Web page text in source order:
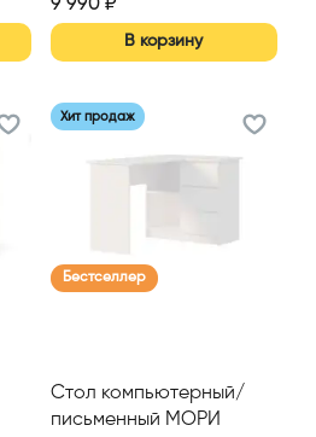
9 990₽
В корзину
Хит продаж
Бестселлер
Стол компьютерный/
письменный МОРИ